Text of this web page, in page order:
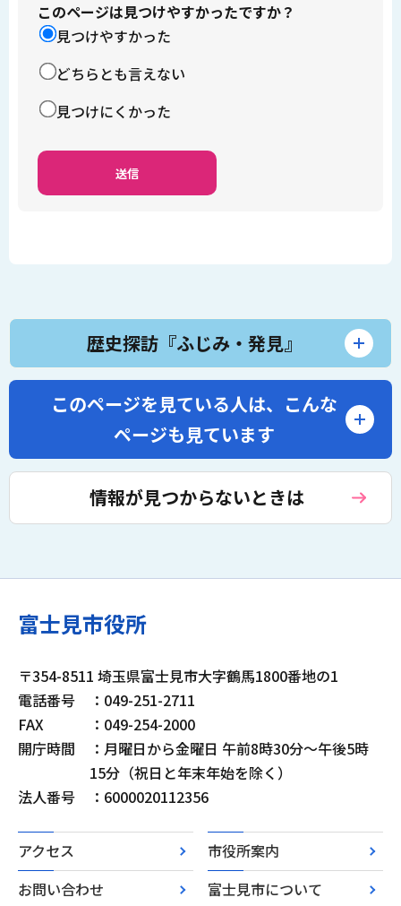
このページは見つけやすかったですか？
見つけやすかった
どちらとも言えない
見つけにくかった
歴史探訪『ふじみ・発見』
このページを見ている人は、 こんな
ページも見ています
情報が見つからないときは
富士見市役所
〒354-8511 埼玉県富士見市大字鶴馬1800番地の1
電話番号
：049-251-2711
FAX
：049-254-2000
開庁時間
：月曜日から金曜日 午前8時30分～午後5時
15分（祝日と年末年始を除く）
法人番号
：6000020112356
アクセス
市役所案内
お問い合わせ
富士見市について